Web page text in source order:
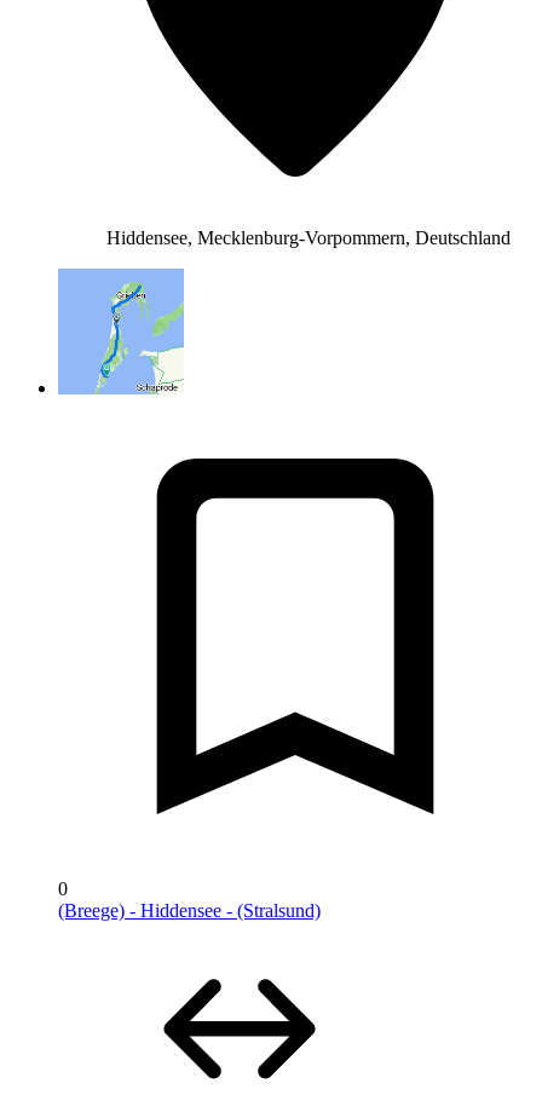
Hiddensee, Mecklenburg-Vorpommern, Deutschland
0
(Breege) - Hiddensee - (Stralsund)